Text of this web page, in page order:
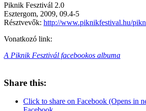
Piknik Fesztivál 2.0
Esztergom, 2009, 09.4-5
Résztvevők: http://www.piknikfestival.hu/
Vonatkozó link:
A Piknik Fesztivál facebookos albuma
Share this:
Click to share on Facebook (Opens in